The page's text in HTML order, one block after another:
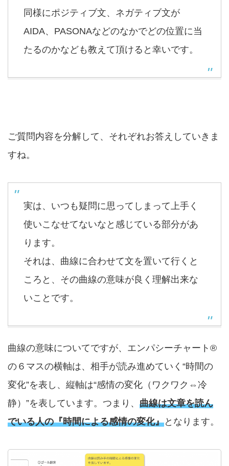
同様にポジティブ文、ネガティブ文が
AIDA、PASONAなどのなかでどの位置に当
たるのかなども教えて頂けると幸いです。
ご質問内容を分解して、それぞれお答えしていきま
すね。
実は、いつも疑問に思ってしまって上手く
使いこなせてないなと感じている部分があ
ります。
それは、曲線に合わせて文を置いて行くと
ころと、その曲線の意味が良く理解出来な
いことです。
曲線の意味についてですが、エンパシーチャート®
の６マスの横軸は、相手が読み進めていく“時間の
変化”を表し、縦軸は“感情の変化（ワクワク⇔冷
静）”を表しています。つまり、 曲線は文章を読ん
でいる人の『時間による感情の変化』となります。